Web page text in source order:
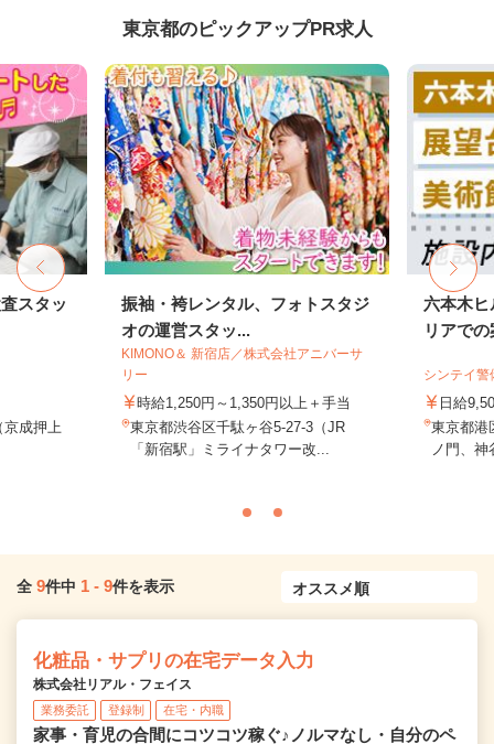
東京都のピックアップPR求人
スタッ
京成押上
振袖・袴レンタル、フォトスタジ
オの運営スタッ...
KIMONO＆ 新宿店／株式会社アニバーサ
リー
時給1,250円～1,350円以上＋手当
東京都渋谷区千駄ヶ谷5-27-3（JR
「新宿駅」ミライナタワー改...
六本木ヒ
リアで
シンテイ
日給
東京都港
ノ門、
全 9件中 1 - 9件を表示
化粧品・サプリの在宅データ入力
株式会社リアル・フェイス
業務委託 登録制 在宅・内職
家事・育児の合間にコツコツ稼ぐ♪ノルマなし・自分のペ